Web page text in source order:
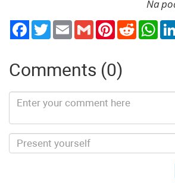
Na
TwitterEmail Gmail PinterestReddit
Comments (0)